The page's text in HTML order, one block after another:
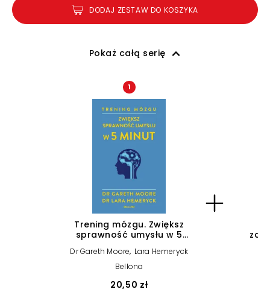
DODAJ ZESTAW DO KOSZYKA
Pokaż całą serię
1
Trening mózgu. Zwiększ
sprawność umysłu w 5
Dr Gareth Moore, Lara Hemeryck
Bellona
20,50 zł